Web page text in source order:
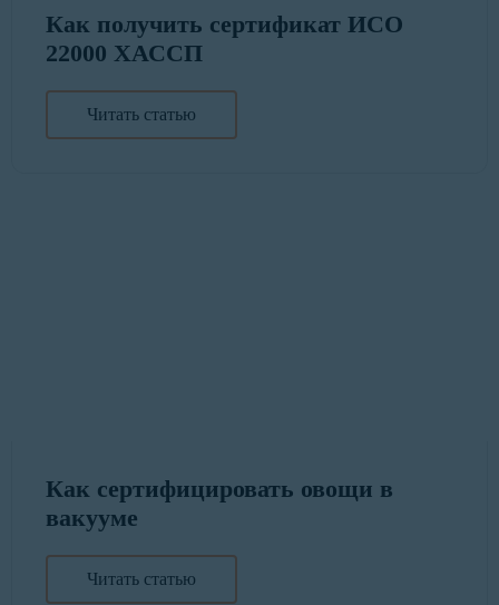
Как получить сертификат ИСО
22000 ХАССП
Читать статью
Как сертифицировать овощи в
вакууме
Читать статью